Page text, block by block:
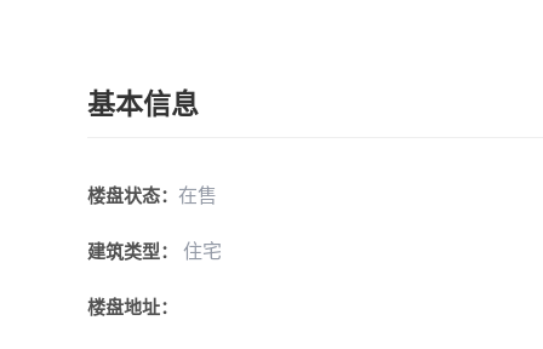
基本信息
楼盘状态： 在售
建筑类型： 住宅
楼盘地址：